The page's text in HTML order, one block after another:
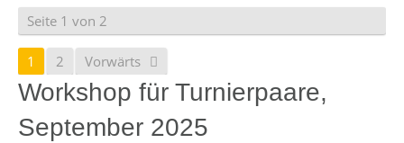
Seite 1 von 2
1 2 Vorwärts
Workshop für Turnierpaare,
September 2025